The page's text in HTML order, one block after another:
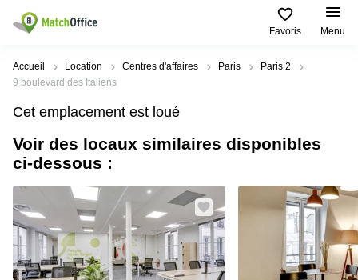
Favoris Menu
Rechercher / publier
Pages
de
Bureau
d’affaires
Coworking
Salles
Villes
Populaires
Paris
Lyon
Bordeaux
Marseille
Recherches
populaires
Centres
d'affaires
Location
bureau
Lille
Coworking
Aide
Qui sommes-nous?
Publier un local
Prix
Connexion
Accueil Location Centres d'affaires Paris
Paris 2
9 boulevard des Italiens
Cet emplacement est loué
Voir des locaux similaires disponibles
ci-dessous :